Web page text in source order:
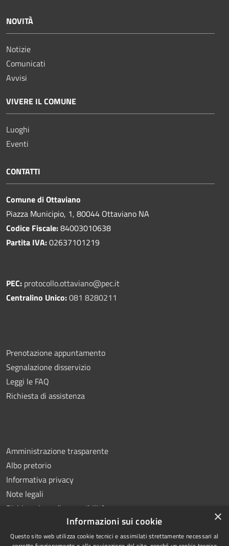
NOVITÀ
Notizie
Comunicati
Avvisi
VIVERE IL COMUNE
Luoghi
Eventi
CONTATTI
Comune di Ottaviano
Piazza Municipio, 1, 80044 Ottaviano NA
Codice Fiscale:84003010638
Partita IVA:02637101219
PEC: protocollo.ottaviano@pec.it
Centralino Unico:081 8280211
Prenotazione appuntamento
Segnalazione disservizio
Leggi le FAQ
Richiesta di assistenza
Amministrazione trasparente
Albo pretorio
Informativa privacy
Note legali
Dichiarazione di accessibilità
×
Informazioni sui cookie
Questo sito web utilizza cookie tecnici e assimilati strettamente necessari al